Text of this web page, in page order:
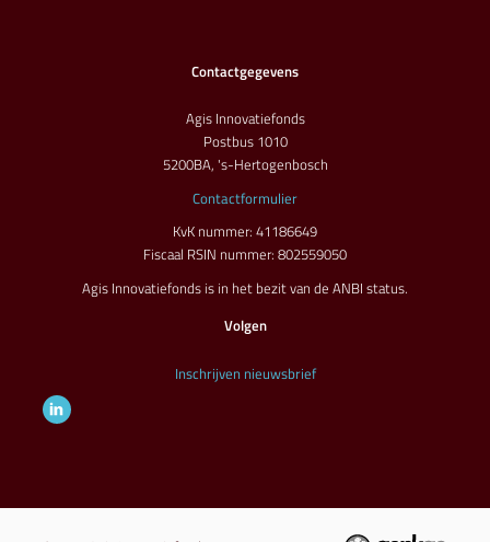
Contactgegevens
Agis Innovatiefonds
Postbus 1010
5200BA, 's-Hertogenbosch
Contactformulier
KvK nummer: 41186649
Fiscaal RSIN nummer: 802559050
Agis Innovatiefonds is in het bezit van de ANBI status.
Volgen
Inschrijven nieuwsbrief